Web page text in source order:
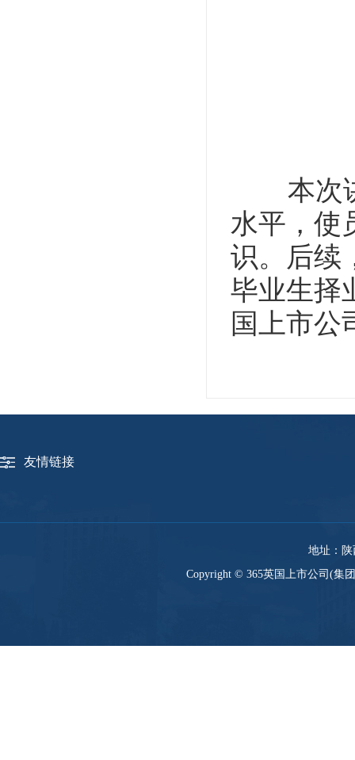
本次讲
水平，使
识。后续
毕业生择
国上市公
友情链接
地址：陕
Copyright © 365英国上市公司(集